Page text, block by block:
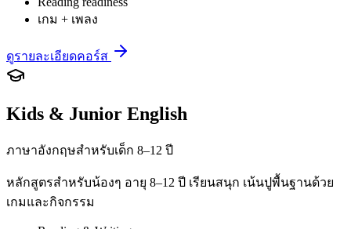
เกม + เพลง
ดูรายละเอียดคอร์ส
Kids & Junior English
ภาษาอังกฤษสำหรับเด็ก 8–12 ปี
หลักสูตรสำหรับน้องๆ อายุ 8–12 ปี เรียนสนุก เน้นปูพื้นฐานด้วย
เกมและกิจกรรม